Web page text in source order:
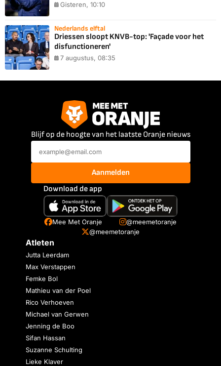
Gisteren, 10:10
Nederlands elftal
Driessen sloopt KNVB-top: 'Façade voor het
disfunctioneren'
7 augustus, 08:35
Blijf op de hoogte van het laatste Oranje nieuws
Aanmelden
Download de app
Mee Met Oranje
@meemetoranje
@meemetoranje
Atleten
Jutta Leerdam
Max Verstappen
Femke Bol
Mathieu van der Poel
Rico Verhoeven
Michael van Gerwen
Jenning de Boo
Sifan Hassan
Suzanne Schulting
Lieke Klaver